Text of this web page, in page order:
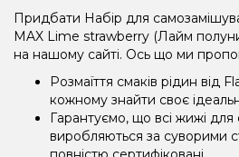
Придбати Набір для
MAX Lime strawberry (Лайм
на нашому сайті. Ось що ми
Розмаїття смаків рідин від
кожному знайти своє
Гарантуємо, що всі жижі
виробляються за суворими